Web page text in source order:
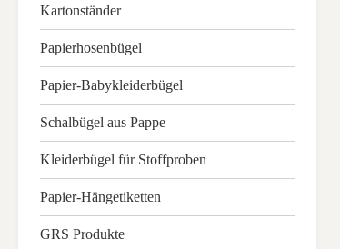
Kartonständer
Papierhosenbügel
Papier-Babykleiderbügel
Schalbügel aus Pappe
Kleiderbügel für Stoffproben
Papier-Hängetiketten
GRS Produkte